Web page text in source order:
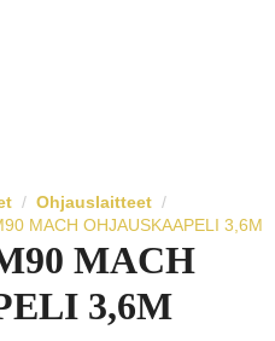
Ohjauslaitteet
MACH OHJAUSKAAPELI 3,6M
MACH
3,6M